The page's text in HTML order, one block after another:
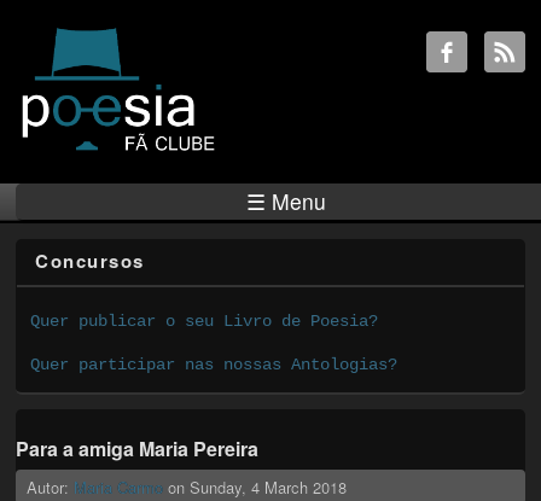
☰ Menu
Concursos
Quer publicar o seu Livro de Poesia?
Quer participar nas nossas Antologias?
Para a amiga Maria Pereira
Autor: Maria Carmo on Sunday, 4 March 2018